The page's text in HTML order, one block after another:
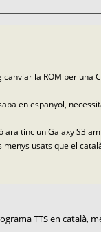
la ROM per
en espanyol,
tinc un Galaxy S3
usats que el
TTS en català,